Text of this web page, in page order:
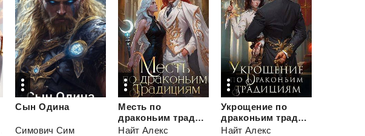
Сын Одина
Симович Сим
Месть по
драконьим традициям. Невольница рубинового лорда
Найт Алекс
Укрощение по
драконьим традициям. Телохранительница сапфирового лорда
Найт Алекс